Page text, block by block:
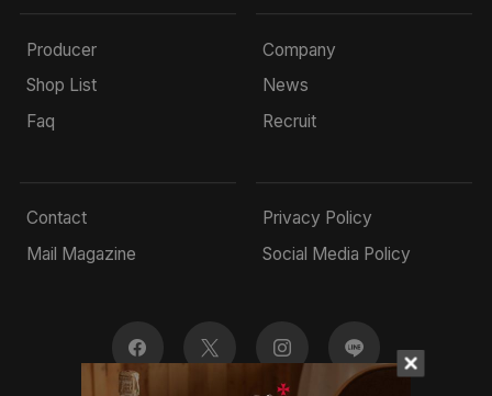
Producer
Shop List
Faq
Company
News
Recruit
Contact
Mail Magazine
Privacy Policy
Social Media Policy